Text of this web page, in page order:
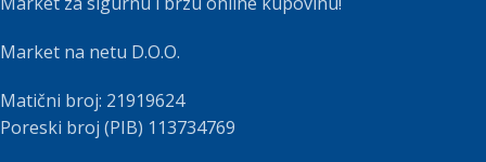
Market na netu D.O.O.
Matični broj: 21919624
Poreski broj (PIB) 113734769